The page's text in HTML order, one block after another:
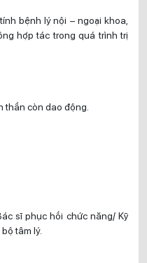
bệnh lý nội – ngoại khoa,
hợp tác trong quá trình trị
thần còn dao động.
sĩ phục hồi chức năng/ Kỹ
tâm lý.